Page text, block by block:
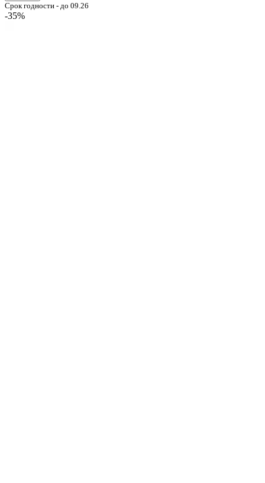
Срок годности - до 09.26
-35%